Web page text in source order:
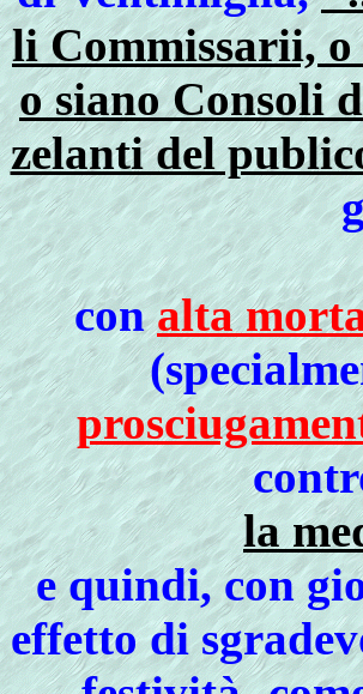
li Commissarii,
o siano Consoli
zelanti del
conalta
la
e quindi, con
effetto di